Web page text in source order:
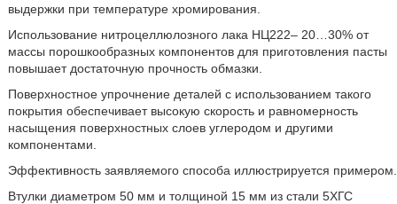
выдержки при температуре хромирования.
Использование нитроцеллюлозного лака НЦ222– 20…30% от
массы порошкообразных компонентов для приготовления пасты
повышает достаточную прочность обмазки.
Поверхностное упрочнение деталей с использованием такого
покрытия обеспечивает высокую скорость и равномерность
насыщения поверхностных слоев углеродом и другими
компонентами.
Эффективность заявляемого способа иллюстрируется примером.
Втулки диаметром 50 мм и толщиной 15 мм из стали 5ХГС